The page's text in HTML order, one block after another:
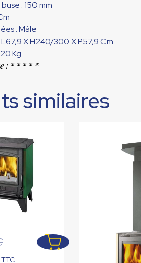
: 150 mm
: Mâle
L67,9 X H240/300 X P57,9 Cm
Kg
: * * * * *
similaires
Le
TTC